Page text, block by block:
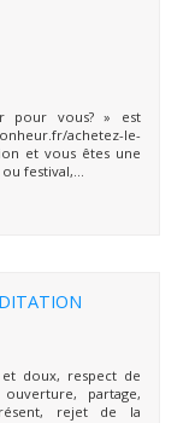
pour vous? » est
achetez-le-
et vous êtes une
festival,...
doux, respect de
partage,
rejet de la